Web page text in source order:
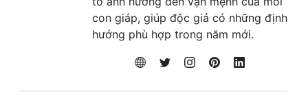
con giáp, giúp độc giả có những định
hướng phù hợp trong năm mới.